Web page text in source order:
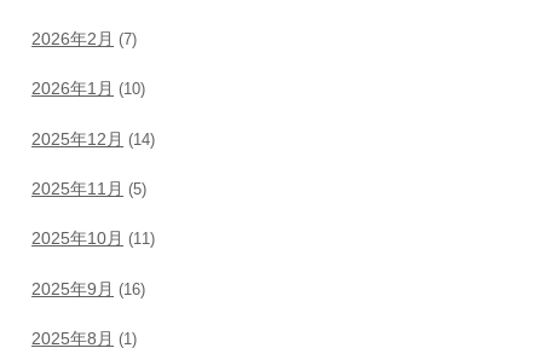
2026年2月 (7)
2026年1月 (10)
2025年12月 (14)
2025年11月 (5)
2025年10月 (11)
2025年9月 (16)
2025年8月 (1)